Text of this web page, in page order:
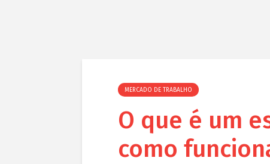
MERCADO DE TRABALHO
O que é um
como